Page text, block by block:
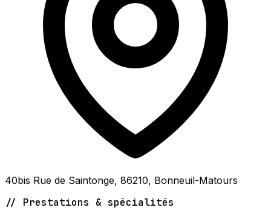
40bis Rue de Saintonge, 86210, Bonneuil-Matours
// Prestations & spécialités